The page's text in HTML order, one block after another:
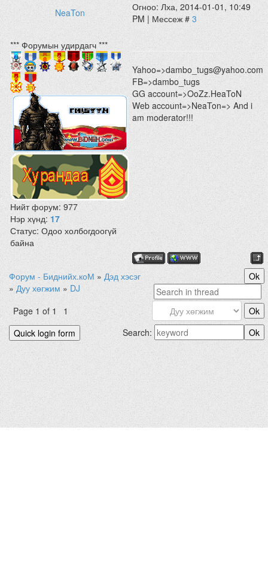
NeaTon
Огноо: Лха, 2014-01-01, 10:49
PM | Мессеж #3
*** Форумын удирдагч ***
Нийт форум:977
Нэр хүнд:17
Статус:Одоо холбогдоогүй
байна
Yahoo=>dambo_tugs@yahoo.com
FB=>dambo_tugs
GG account=>OoZz.HeaToN
Web account=>NeaTon=> And i
am moderator!!!
Форум - Биднийх.коМ » Дэд хэсэг
» Дуу хөгжим » DJ
Page1of1 1
Search: